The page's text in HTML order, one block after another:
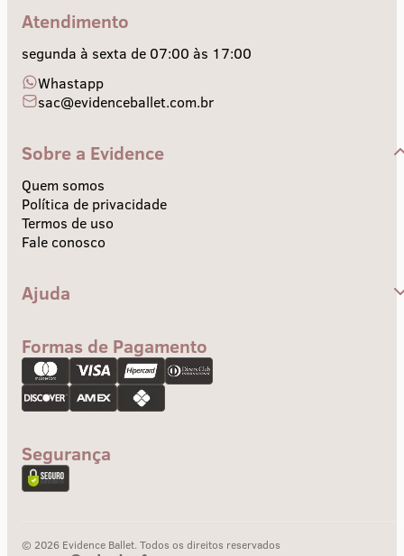
Atendimento
segunda à sexta de 07:00 às 17:00
Whastapp
sac@evidenceballet.com.br
Sobre a Evidence
Quem somos
Política de privacidade
Termos de uso
Fale conosco
Ajuda
Troca e devolução
Pagamento
Formas de Pagamento
Segurança
© 2026 Evidence Ballet. Todos os direitos reservados